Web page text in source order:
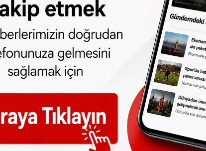
turistin geldiğini aktaran Bolat, özellikle
Türkiye ile Hollanda arasındaki
olarak ciddi gelişmeler kaydettiğini anlatan
11'nci büyük ekonomisi Türkiye. Cari kurlar
sene muhtemelen 1 trilyon doların epey
Kişi başına milli gelirimiz de 11 bin 500